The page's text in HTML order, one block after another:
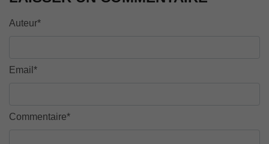
Auteur*
Email*
Commentaire*